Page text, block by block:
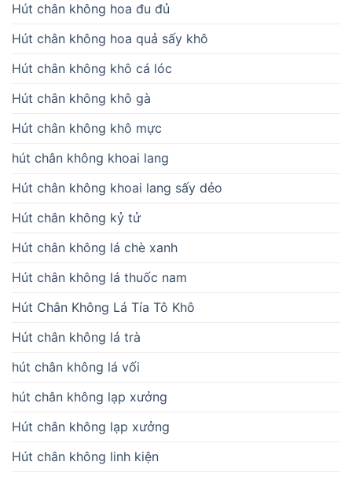
Hút chân không hoa đu đủ
Hút chân không hoa quả sấy khô
Hút chân không khô cá lóc
Hút chân không khô gà
Hút chân không khô mực
hút chân không khoai lang
Hút chân không khoai lang sấy dẻo
Hút chân không kỷ tử
Hút chân không lá chè xanh
Hút chân không lá thuốc nam
Hút Chân Không Lá Tía Tô Khô
Hút chân không lá trà
hút chân không lá vối
hút chân không lạp xưởng
Hút chân không lạp xưởng
Hút chân không linh kiện